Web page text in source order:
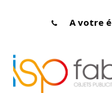
A votre